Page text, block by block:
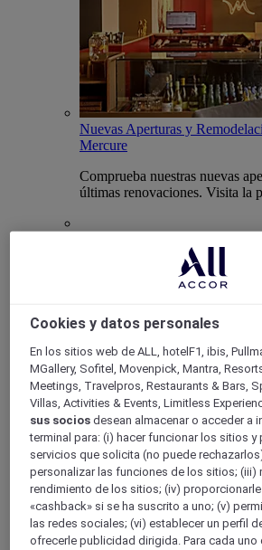
Nuevas Aperturas y
Mercure
Comprueba nuestras nuevas
últimas renovaciones. Visita la
Atrás
Suscripciones
Cookies y datos personales
En los sitios web de ALL, hotelF1, ibis,
MGallery, Sofitel, Movenpick, Mantra,
Meetings, Travelpros, Restaurants & Bars,
Villas, Activities & Events, Limitless
sus socios desean almacenar o acceder a
terminal para: (i) hacer funcionar los sitios
servicios que solicita (no puede
personalizar las funciones de los sitios; (iii)
rendimiento de los sitios; (iv)
«cashback» si se ha suscrito a uno; (v)
las redes sociales; (vi) establecer un perfil
ofrecerle publicidad dirigida. Para cada uno